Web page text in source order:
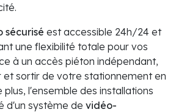
sécurisé est accessible 24h/24 et
une flexibilité totale pour vos
à un accès piéton indépendant,
et sortir de votre stationnement en
l'ensemble des installations
d'un système de vidéo-